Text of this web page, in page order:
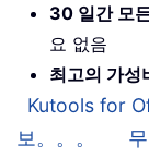
30 일간 모
요 없음
최고의 가성
Kutools for
보。。。